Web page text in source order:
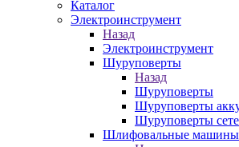
Каталог
Электроинструмент
Назад
Электроинструмент
Шуруповерты
Назад
Шуруповерты
Шуруповерты
Шуруповерты
Шлифовальные машины